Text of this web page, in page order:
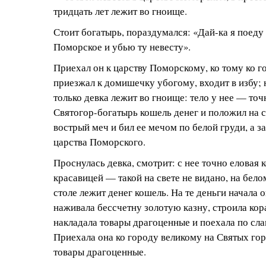
тридцать лет лежит во гноище.
Стоит богатырь, пораздумался: «Дай-ка я поеду
Поморское и убью ту невесту».
Приехал он к царству Поморскому, ко тому ко
приезжал к домишечку убогому, входит в избу;
только девка лежит во гноище: тело у нее —
Святогор-богатырь кошель денег и положил на
вострый меч и бил ее мечом по белой груди, а
царства Поморского.
Проснулась девка, смотрит: с нее точно еловая
красавицей — такой на свете не видано, на
столе лежит денег кошель. На те деньги начала
наживала бессчетну золотую казну, строила
накладала товары драгоценные и поехала по
Приехала она ко городу великому на Святых
товары драгоценные.